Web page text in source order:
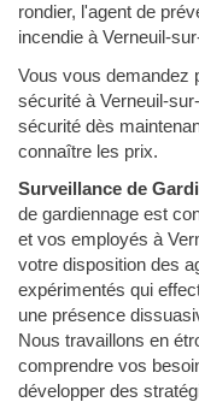
rondier, l'agent de
incendie à Verneuil-
Vous vous demandez
sécurité à Verneuil-
sécurité dès
connaître les prix.
Surveillance de
de gardiennage est
et vos employés à
votre disposition des
expérimentés qui
une présence
Nous travaillons en
comprendre vos
développer des